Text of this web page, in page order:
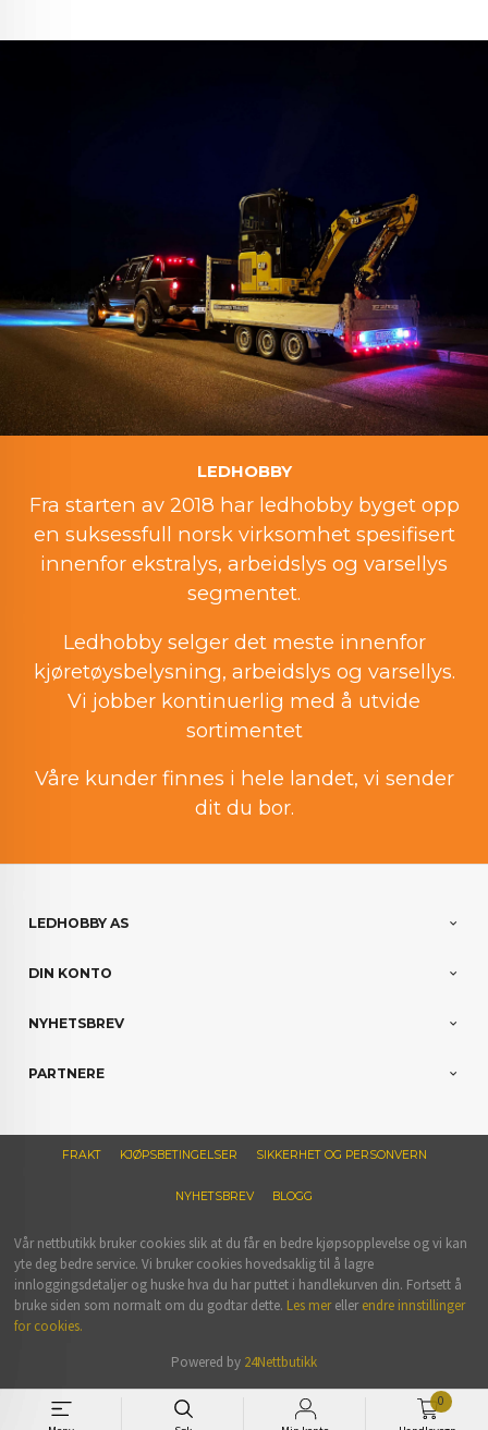
0
LEDHOBBY
Fra starten av 2018 har ledhobby byget opp
en suksessfull norsk virksomhet spesifisert
innenfor ekstralys, arbeidslys og varsellys
segmentet.
Ledhobby selger det meste innenfor
kjøretøysbelysning, arbeidslys og varsellys.
Vi jobber kontinuerlig med å utvide
sortimentet
Våre kunder finnes i hele landet, vi sender
dit du bor.
LEDHOBBY AS
DIN KONTO
NYHETSBREV
PARTNERE
FRAKT KJØPSBETINGELSER SIKKERHET OG PERSONVERN
NYHETSBREV BLOGG
Vår nettbutikk bruker cookies slik at du får en bedre kjøpsopplevelse og vi kan
yte deg bedre service. Vi bruker cookies hovedsaklig til å lagre
innloggingsdetaljer og huske hva du har puttet i handlekurven din. Fortsett å
bruke siden som normalt om du godtar dette. Les merellerendre innstillinger
for cookies.
Powered by 24Nettbutikk